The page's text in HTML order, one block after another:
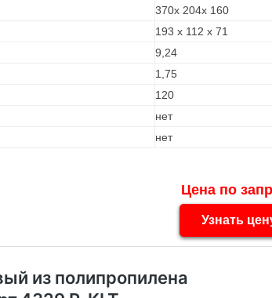
370х 204х 160
193 х 112 х 71
9,24
1,75
120
нет
нет
Цена по
Узнать